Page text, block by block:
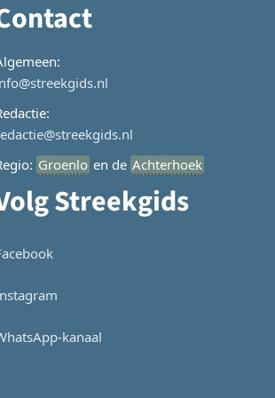
Groenlo en de Achterhoek
Streekgids
kanaal